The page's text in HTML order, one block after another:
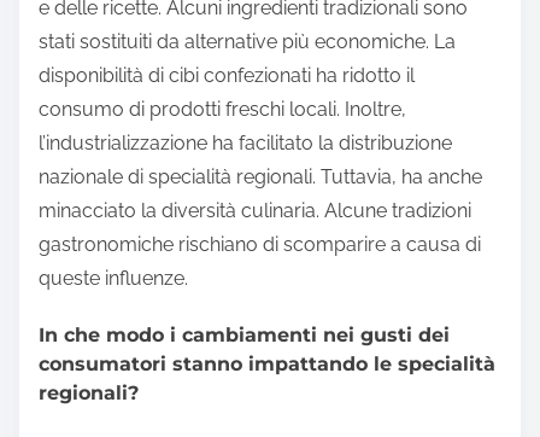
e delle ricette. Alcuni ingredienti tradizionali sono
stati sostituiti da alternative più economiche. La
disponibilità di cibi confezionati ha ridotto il
consumo di prodotti freschi locali. Inoltre,
l’industrializzazione ha facilitato la distribuzione
nazionale di specialità regionali. Tuttavia, ha anche
minacciato la diversità culinaria. Alcune tradizioni
gastronomiche rischiano di scomparire a causa di
queste influenze.
In che modo i cambiamenti nei gusti dei
consumatori stanno impattando le specialità
regionali?